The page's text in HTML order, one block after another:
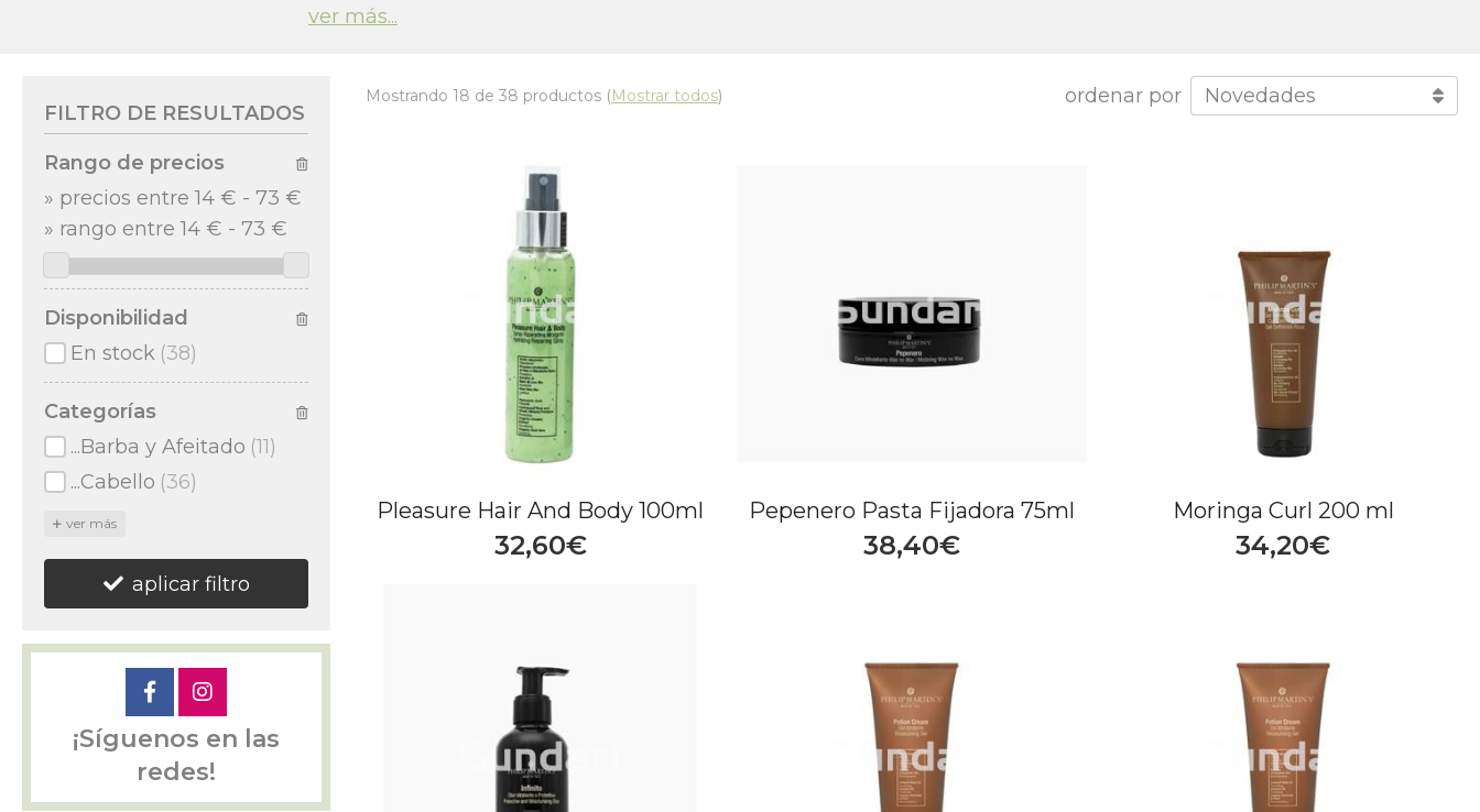
ver más...
Mostrando 18 de 38 productos (Mostrar todos) ordenar por
Pleasure Hair And Body 100ml
32,60€
Pepenero Pasta Fijadora 75ml
38,40€
Moringa Curl 200 ml
34,20€
FILTRO DE RESULTADOS
Rango de precios
» precios entre 14 € - 73 €
» rango entre 14 € - 73 €
Disponibilidad
En stock (38)
Categorías
...Barba y Afeitado (11)
...Cabello (36)
ver más
aplicar filtro
¡Síguenos en las
redes!